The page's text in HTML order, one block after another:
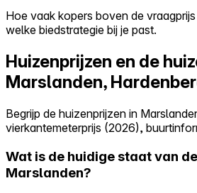
Hoe vaak kopers boven de
welke biedstrategie bij je past.
Huizenprijzen en de
Marslanden,
Begrijp de huizenprijzen in
vierkantemeterprijs (2026),
Wat is de huidige staat van
Marslanden?